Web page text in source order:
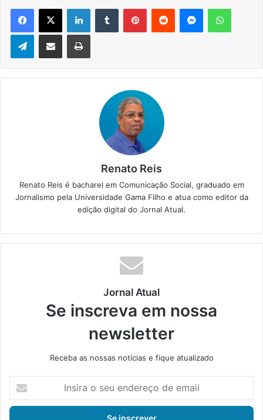
Telegram
Renato Reis
Renato Reis é bacharel em Comunicação Social, graduado em
Jornalismo pela Universidade Gama Filho e atua como editor da
edição digital do Jornal Atual.
Jornal Atual
Se inscreva em nossa
newsletter
Receba as nossas notícias e fique atualizado
s